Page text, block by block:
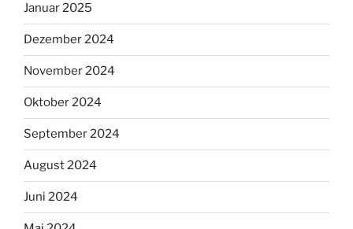
Januar 2025
Dezember 2024
November 2024
Oktober 2024
September 2024
August 2024
Juni 2024